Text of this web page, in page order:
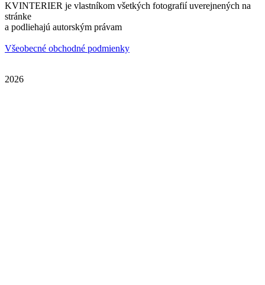
KVINTERIER je vlastníkom všetkých fotografií uverejnených na
stránke
a podliehajú autorským právam
Všeobecné obchodné podmienky
2026